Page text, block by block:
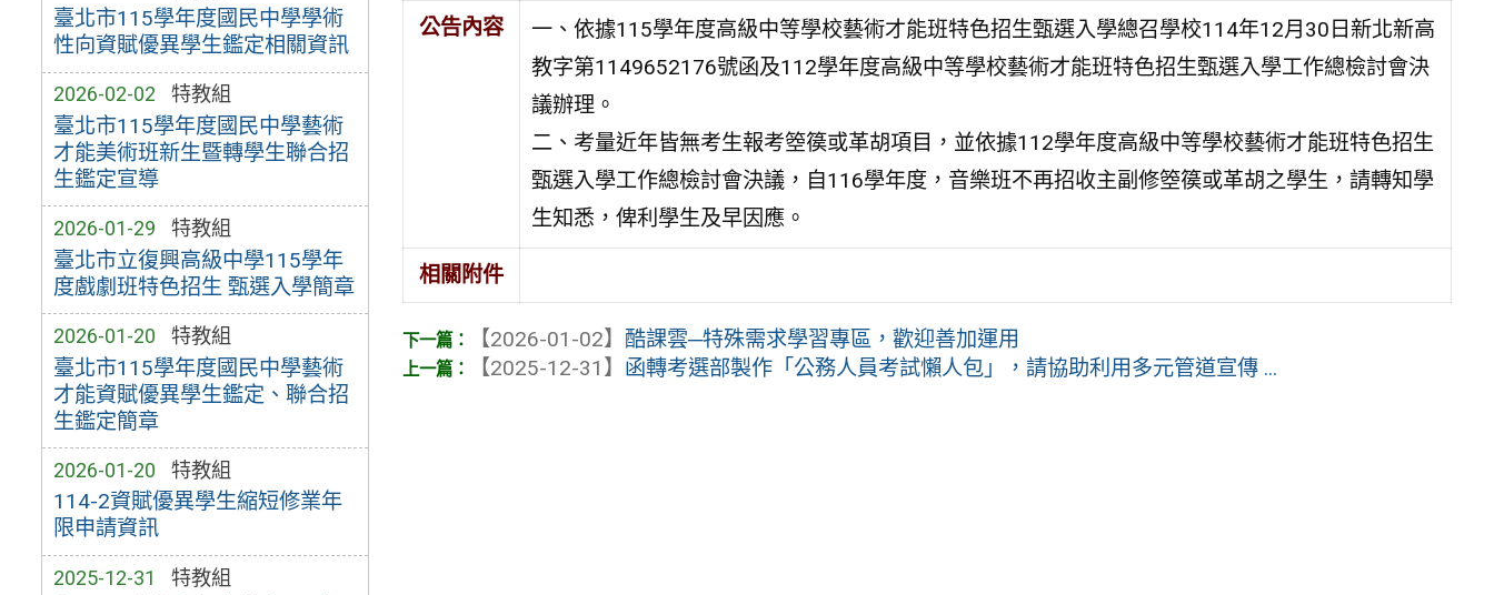
臺北市115學年度國民中學學術
性向資賦優異學生鑑定相關資訊
2026-02-02 特教組
臺北市115學年度國民中學藝術
才能美術班新生暨轉學生聯合招
生鑑定宣導
2026-01-29 特教組
臺北市立復興高級中學115學年
度戲劇班特色招生 甄選入學簡章
2026-01-20 特教組
臺北市115學年度國民中學藝術
才能資賦優異學生鑑定、聯合招
生鑑定簡章
2026-01-20 特教組
114-2資賦優異學生縮短修業年
限申請資訊
2025-12-31 特教組
公告內容
一、依據115學年度高級中等學校藝術才能班特色招生甄選入學總召學校114年12月30日新北新高
教字第1149652176號函及112學年度高級中等學校藝術才能班特色招生甄選入學工作總檢討會決
議辦理。
二、考量近年皆無考生報考箜篌或革胡項目，並依據112學年度高級中等學校藝術才能班特色招生
甄選入學工作總檢討會決議，自116學年度，音樂班不再招收主副修箜篌或革胡之學生，請轉知學
生知悉，俾利學生及早因應。
相關附件
【2026-01-02】酷課雲─特殊需求學習專區，歡迎善加運用
【2025-12-31】 函轉考選部製作「公務人員考試懶人包」，請協助利用多元管道宣傳 ...